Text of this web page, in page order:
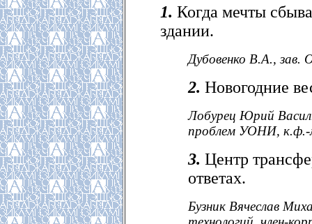
1. Когда мечты
здании.
Дубовенко В.А.,
2. Новогодние
Лобурец Юрий
проблем УОНИ, к.ф.-
3. Центр
ответах.
Бузник Вячеслав